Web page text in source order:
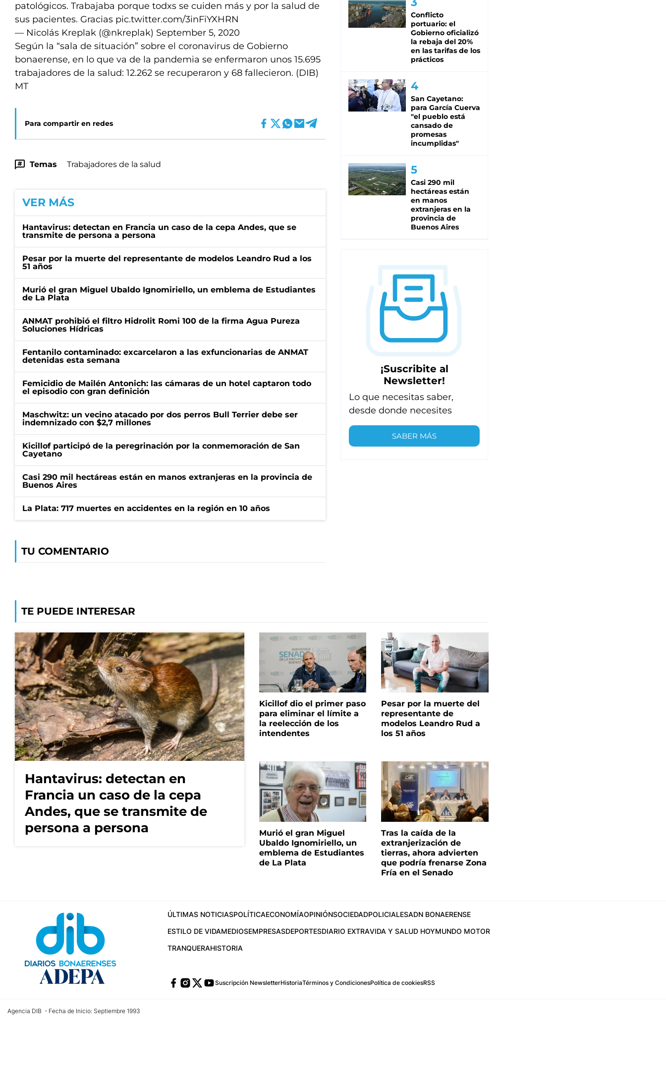
patológicos. Trabajaba porque todxs se cuiden más y por la salud de
sus pacientes. Gracias pic.twitter.com/3inFiYXHRN
— Nicolás Kreplak (@nkreplak) September 5, 2020
Según la “sala de situación” sobre el coronavirus de Gobierno
bonaerense, en lo que va de la pandemia se enfermaron unos 15.695
trabajadores de la salud: 12.262 se recuperaron y 68 fallecieron. (DIB)
MT
Para compartir en redes
Temas Trabajadores de la salud
VER MÁS
Hantavirus: detectan en Francia un caso de la cepa Andes, que se
transmite de persona a persona
Pesar por la muerte del representante de modelos Leandro Rud a los
51 años
Murió el gran Miguel Ubaldo Ignomiriello, un emblema de Estudiantes
de La Plata
ANMAT prohibió el filtro Hidrolit Romi 100 de la firma Agua Pureza
Soluciones Hídricas
Fentanilo contaminado: excarcelaron a las exfuncionarias de ANMAT
detenidas esta semana
Femicidio de Mailén Antonich: las cámaras de un hotel captaron todo
el episodio con gran definición
Maschwitz: un vecino atacado por dos perros Bull Terrier debe ser
indemnizado con $2,7 millones
Kicillof participó de la peregrinación por la conmemoración de San
Cayetano
Casi 290 mil hectáreas están en manos extranjeras en la provincia de
Buenos Aires
La Plata: 717 muertes en accidentes en la región en 10 años
TU COMENTARIO
Conflicto
portuario: el
Gobierno oficializó
la rebaja del 20%
en las tarifas de los
prácticos
San Cayetano:
para García Cuerva
"el pueblo está
cansado de
promesas
incumplidas"
Casi 290 mil
hectáreas están
en manos
extranjeras en la
provincia de
Buenos Aires
¡Suscribite al
Newsletter!
Lo que necesitas saber,
desde donde necesites
SABER MÁS
TE PUEDE INTERESAR
Hantavirus: detectan en
Francia un caso de la cepa
Andes, que se transmite de
persona a persona
Kicillof dio el primer paso
para eliminar el límite a
la reelección de los
intendentes
Pesar por la muerte del
representante de
modelos Leandro Rud a
los 51 años
Murió el gran Miguel
Ubaldo Ignomiriello, un
emblema de Estudiantes
de La Plata
Tras la caída de la
extranjerización de
tierras, ahora advierten
que podría frenarse Zona
Fría en el Senado
ÚLTIMAS NOTICIASPOLÍTICAECONOMÍAOPINIÓNSOCIEDADPOLICIALESADN BONAERENSE
ESTILO DE VIDAMEDIOSEMPRESASDEPORTESDIARIO EXTRAVIDA Y SALUD HOYMUNDO MOTOR
TRANQUERAHISTORIA
Suscripción NewsletterHistoriaTérminos y CondicionesPolítica de cookiesRSS
Agencia DIB - Fecha de Inicio: Septiembre 1993